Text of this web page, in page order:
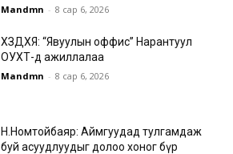
Mandmn - 8 сар 6, 2026
ХЗДХЯ: “Явуулын оффис” Нарантуул
ОУХТ-д ажиллалаа
Mandmn - 8 сар 6, 2026
Н.Номтойбаяр: Аймгуудад тулгамдаж
буй асуудлуудыг долоо хоног бүр